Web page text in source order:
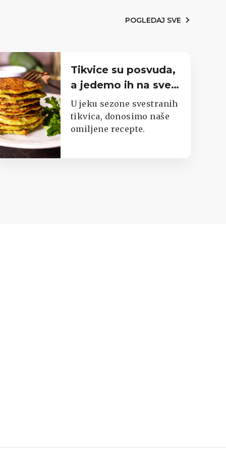
POGLEDAJ SVE
Tikvice su posvuda,
a jedemo ih na sve
moguće načine.
Imamo top listu
U jeku sezone svestranih
tikvica, donosimo naše
omiljene recepte.